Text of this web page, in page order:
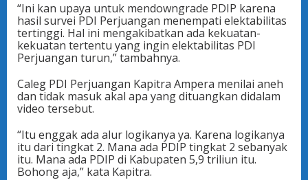
“Ini kan upaya untuk mendowngrade PDIP karena
hasil survei PDI Perjuangan menempati elektabilitas
tertinggi. Hal ini mengakibatkan ada kekuatan-
kekuatan tertentu yang ingin elektabilitas PDI
Perjuangan turun,” tambahnya.
Caleg PDI Perjuangan Kapitra Ampera menilai aneh
dan tidak masuk akal apa yang dituangkan didalam
video tersebut.
“Itu enggak ada alur logikanya ya. Karena logikanya
itu dari tingkat 2. Mana ada PDIP tingkat 2 sebanyak
itu. Mana ada PDIP di Kabupaten 5,9 triliun itu.
Bohong aja,” kata Kapitra.